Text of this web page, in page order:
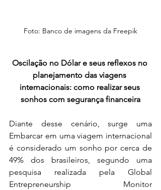
Foto: Banco de imagens da Freepik
Oscilação no Dólar e seus reflexos no
planejamento das viagens
internacionais: como realizar seus
sonhos com segurança financeira
Diante desse cenário, surge uma
Embarcar em uma viagem internacional
é considerado um sonho por cerca de
49% dos brasileiros, segundo uma
pesquisa realizada pela Global
Entrepreneurship Monitor